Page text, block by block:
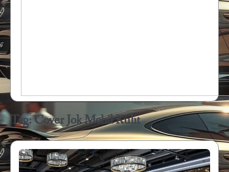
Tag:Cover Jok Mobil Kulit